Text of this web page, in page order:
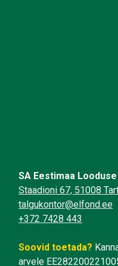
SA Eestimaa
Staadioni 67, 51008
talgukontor@elfond.ee
+372 7428 443
Soovid toetada?
arvele